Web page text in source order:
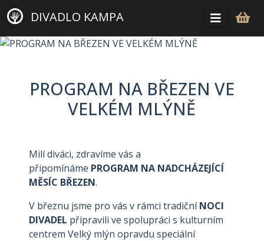
DIVADLO KAMPA
PROGRAM NA BŘEZEN VE
VELKÉM MLÝNĚ
Milí diváci, zdravíme vás a
připomínáme PROGRAM NA NADCHÁZEJÍCÍ
MĚSÍC BŘEZEN.
V březnu jsme pro vás v rámci tradičníNOCI
DIVADEL připravili ve spolupráci s kulturním
centrem Velký mlýn opravdu speciální